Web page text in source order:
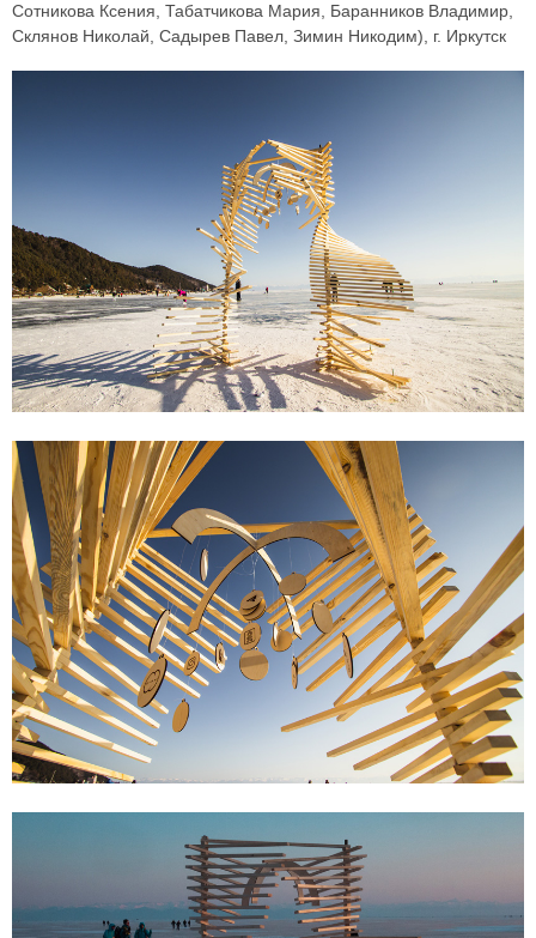
Сотникова Ксения, Табатчикова Мария, Баранников Владимир,
Склянов Николай, Садырев Павел, Зимин Никодим), г. Иркутск